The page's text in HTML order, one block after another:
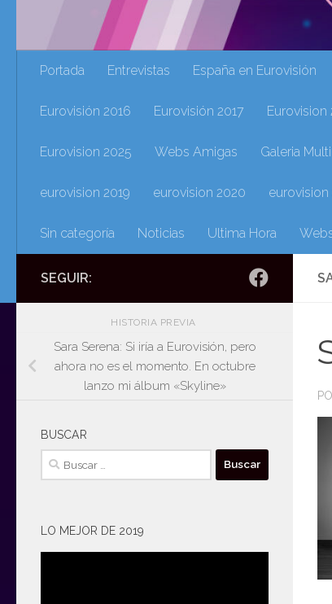
Portada Entrevistas España en Eurovisión
Eurovisión 2016 Eurovisión 2017 Eurovision
Eurovision 2025 Webs Amigas Galeria
eurovision 2019 eurovision 2020 eurovision
Sin categoría Noticias Ultima Hora
SEGUIR:
HISTORIA PREVIA
Sara Serena: Si iría a Eurovisión, pero
ahora no es el momento. En octubre
lanzo mi álbum «Skyline»
BUSCAR
Buscar:
LO MEJOR DE 2019